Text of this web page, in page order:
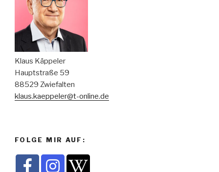
Klaus Käppeler
Hauptstraße 59
88529 Zwiefalten
klaus.kaeppeler@t-online.de
FOLGE MIR AUF: